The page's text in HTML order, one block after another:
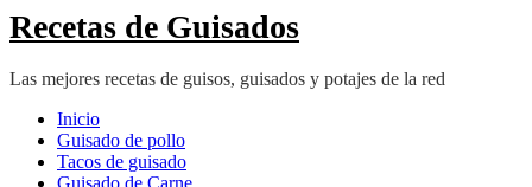
Recetas de Guisados
Las mejores recetas de guisos, guisados y potajes de la red
Inicio
Guisado de pollo
Tacos de guisado
Guisado de Carne